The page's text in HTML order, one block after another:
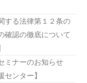
する法律第１２条の
確認の徹底について
ミナーのお知らせ
センター】